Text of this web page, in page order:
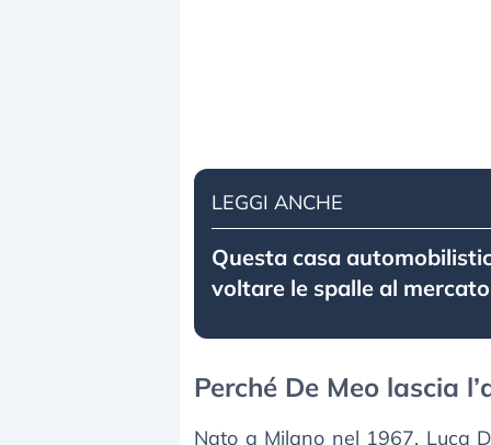
LEGGI ANCHE
Questa casa
voltare le spalle al
Perché De Meo lascia
Nato a Milano nel 1967, Luca